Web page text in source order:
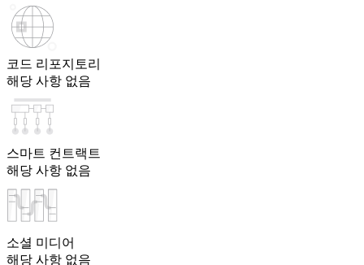
코드 리포지토리
해당 사항 없음
스마트 컨트랙트
해당 사항 없음
소셜 미디어
해당 사항 없음